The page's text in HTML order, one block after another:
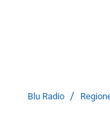
Blu Radio /